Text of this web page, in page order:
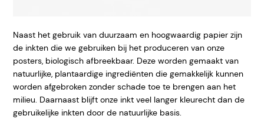
Naast het gebruik van duurzaam en hoogwaardig papier zijn
de inkten die we gebruiken bij het produceren van onze
posters, biologisch afbreekbaar. Deze worden gemaakt van
natuurlijke, plantaardige ingrediënten die gemakkelijk kunnen
worden afgebroken zonder schade toe te brengen aan het
milieu. Daarnaast blijft onze inkt veel langer kleurecht dan de
gebruikelijke inkten door de natuurlijke basis.